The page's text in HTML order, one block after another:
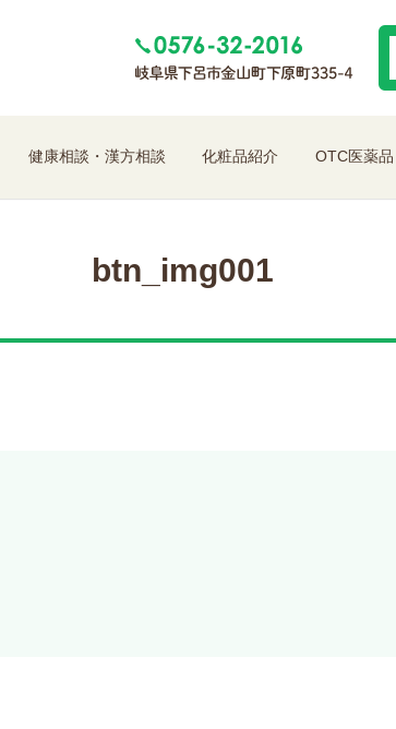
健康相談・漢方相談 化粧品紹介 OTC医薬品
btn_img001